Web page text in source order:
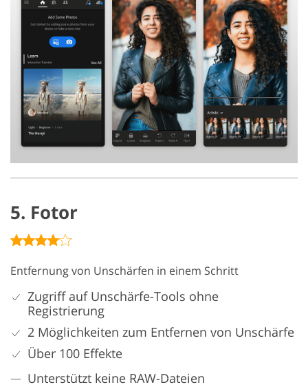
5. Fotor
Entfernung von Unschärfen in einem Schritt
Zugriff auf Unschärfe-Tools ohne
Registrierung
2 Möglichkeiten zum Entfernen von Unschärfe
Über 100 Effekte
Unterstützt keine RAW-Dateien